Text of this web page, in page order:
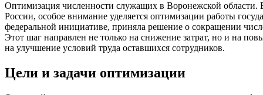
Оптимизация численности служащих в Воронежской области. В условиях современного экономического развития
России, особое внимание уделяется оптимизации работы
федеральной инициативе, приняла решение о сокращении
Этот шаг направлен не только на снижение затрат, но и на
на улучшение условий труда оставшихся сотрудников.
Цели и задачи оптимизации